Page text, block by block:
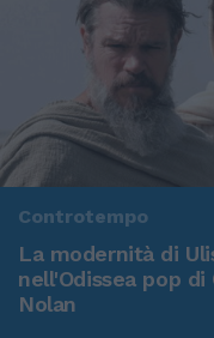
Controtempo
La modernità di
nell'Odissea pop
Nolan